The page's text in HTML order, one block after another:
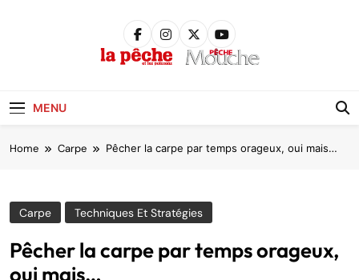
MENU
Home Carpe Pêcher la carpe par temps orageux, oui mais…
Carpe Techniques Et Stratégies
Pêcher la carpe par temps orageux,
oui mais…